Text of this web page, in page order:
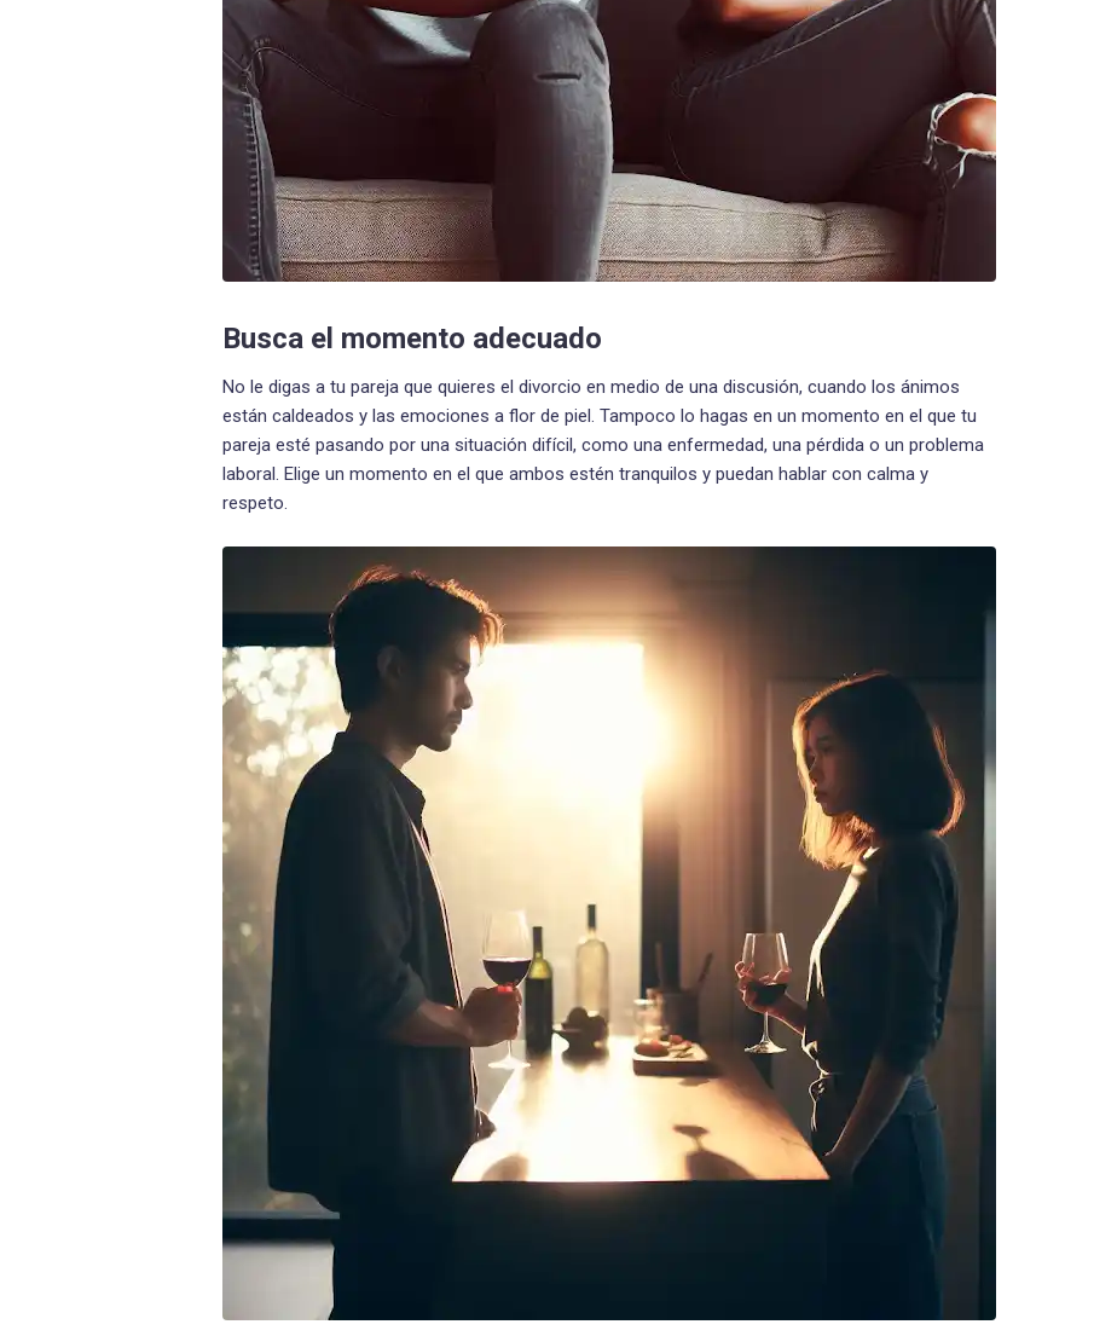
Busca el momento adecuado
No le digas a tu pareja que quieres el divorcio en medio de una discusión, cuando los ánimos
están caldeados y las emociones a flor de piel. Tampoco lo hagas en un momento en el que tu
pareja esté pasando por una situación difícil, como una enfermedad, una pérdida o un problema
laboral. Elige un momento en el que ambos estén tranquilos y puedan hablar con calma y
respeto.